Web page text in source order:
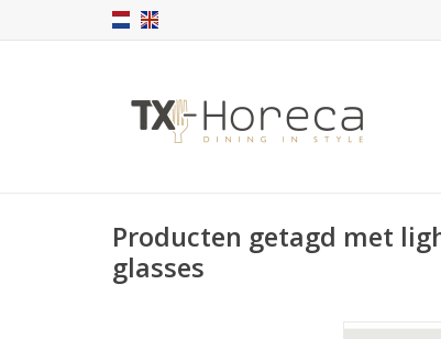
Producten getagd met
glasses
Drinkglas